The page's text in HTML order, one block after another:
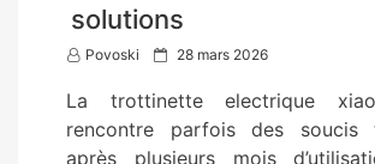
solutions
Povoski
P
s
28 mars 2026
La trottinette electrique
rencontre parfois des soucis
après plusieurs mois